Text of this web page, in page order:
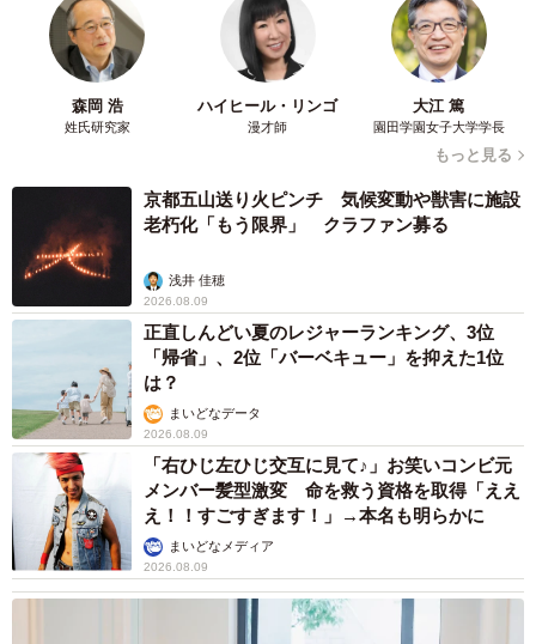
森岡 浩
姓氏研究家
ハイヒール・リンゴ
漫才師
大江 篤
園田学園女子大学学長
もっと見る
京都五山送り火ピンチ 気候変動や獣害に施設
老朽化「もう限界」 クラファン募る
浅井 佳穂
2026.08.09
正直しんどい夏のレジャーランキング、3位
「帰省」、2位「バーベキュー」を抑えた1位
は？
まいどなデータ
2026.08.09
「右ひじ左ひじ交互に見て♪」お笑いコンビ元
メンバー髪型激変 命を救う資格を取得「ええ
え！！すごすぎます！」→本名も明らかに
まいどなメディア
2026.08.09